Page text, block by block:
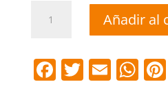
de
Añadir al
F T E W